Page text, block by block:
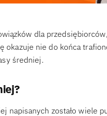
dla
okazuje nie do końca
średniej.
napisanych zostało wiele